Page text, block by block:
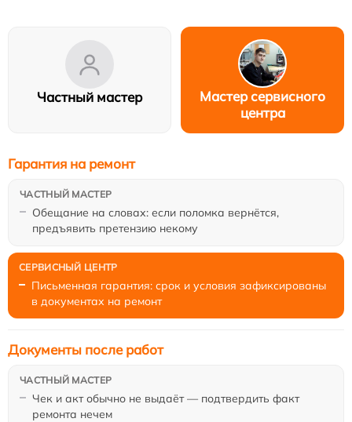
Частный мастер
Мастер сервисного
центра
Обещание на словах: если поломка вернётся,
предъявить претензию некому
Гарантия на ремонт
Письменная гарантия: срок и условия зафиксированы
в документах на ремонт
Чек и акт обычно не выдаёт — подтвердить факт
ремонта нечем
Документы после работ